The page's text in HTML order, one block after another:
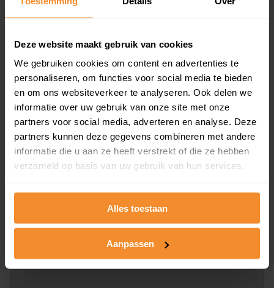
Deze website maakt gebruik van cookies
We gebruiken cookies om content en advertenties te
personaliseren, om functies voor social media te bieden
en om ons websiteverkeer te analyseren. Ook delen we
informatie over uw gebruik van onze site met onze
partners voor social media, adverteren en analyse. Deze
partners kunnen deze gegevens combineren met andere
informatie die u aan ze heeft verstrekt of die ze hebben
verzameld op basis van uw gebruik van hun services.
Alles toestaan
Aanpassen
Bekijk product
Direct leverbaar
Een uitgebreid overzicht van het perceel en
dit inclusief de luchtfoto!